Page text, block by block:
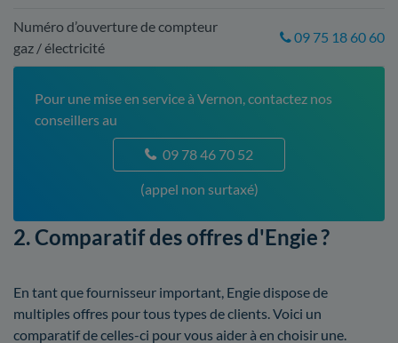
Numéro d’ouverture de compteur
gaz / électricité
09 75 18 60 60
Pour une mise en service à Vernon, contactez nos
conseillers au
09 78 46 70 52
(appel non surtaxé)
2. Comparatif des offres d'Engie ?
En tant que fournisseur important, Engie dispose de
multiples offres pour tous types de clients. Voici un
comparatif de celles-ci pour vous aider à en choisir une.